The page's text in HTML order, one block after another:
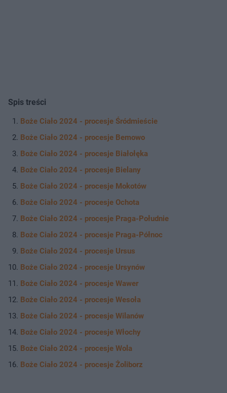
Spis treści
Boże Ciało 2024 - procesje Śródmieście
Boże Ciało 2024 - procesje Bemowo
Boże Ciało 2024 - procesje Białołęka
Boże Ciało 2024 - procesje Bielany
Boże Ciało 2024 - procesje Mokotów
Boże Ciało 2024 - procesje Ochota
Boże Ciało 2024 - procesje Praga-Południe
Boże Ciało 2024 - procesje Praga-Północ
Boże Ciało 2024 - procesje Ursus
Boże Ciało 2024 - procesje Ursynów
Boże Ciało 2024 - procesje Wawer
Boże Ciało 2024 - procesje Wesoła
Boże Ciało 2024 - procesje Wilanów
Boże Ciało 2024 - procesje Włochy
Boże Ciało 2024 - procesje Wola
Boże Ciało 2024 - procesje Żoliborz